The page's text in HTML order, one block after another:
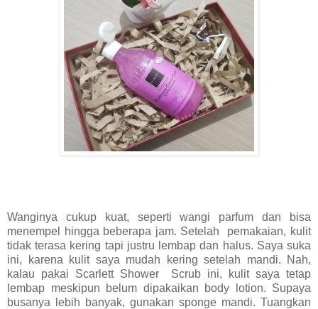
Wanginya cukup kuat, seperti wangi parfum dan bisa
menempel hingga beberapa jam. Setelah pemakaian, kulit
tidak terasa kering tapi justru lembap dan halus. Saya suka
ini, karena kulit saya mudah kering setelah mandi. Nah,
kalau pakai Scarlett Shower Scrub ini, kulit saya tetap
lembap meskipun belum dipakaikan body lotion. Supaya
busanya lebih banyak, gunakan sponge mandi. Tuangkan